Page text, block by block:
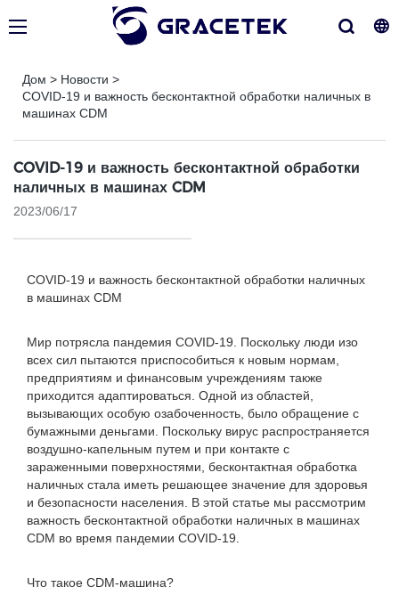
Дом > Новости >
COVID-19 и важность бесконтактной обработки наличных в
машинах CDM
COVID-19 и важность бесконтактной обработки
наличных в машинах CDM
2023/06/17
COVID-19 и важность бесконтактной обработки наличных
в машинах CDM
Мир потрясла пандемия COVID-19. Поскольку люди изо
всех сил пытаются приспособиться к новым нормам,
предприятиям и финансовым учреждениям также
приходится адаптироваться. Одной из областей,
вызывающих особую озабоченность, было обращение с
бумажными деньгами. Поскольку вирус распространяется
воздушно-капельным путем и при контакте с
зараженными поверхностями, бесконтактная обработка
наличных стала иметь решающее значение для здоровья
и безопасности населения. В этой статье мы рассмотрим
важность бесконтактной обработки наличных в машинах
CDM во время пандемии COVID-19.
Что такое CDM-машина?